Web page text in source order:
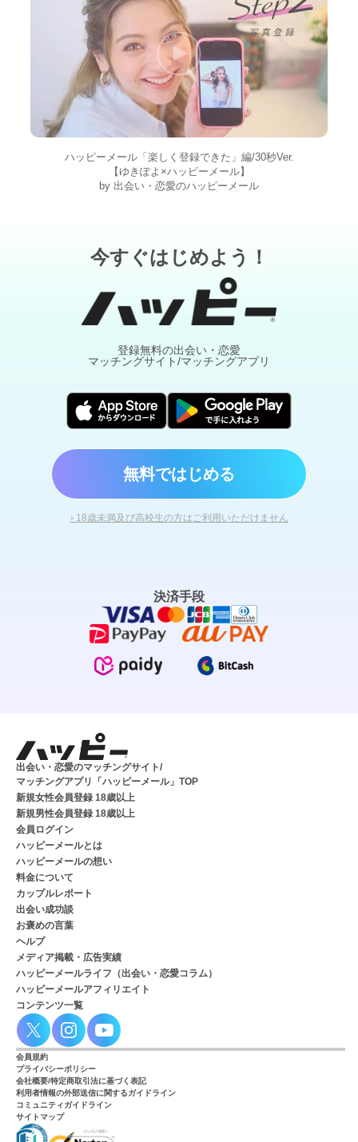
ハッピーメール「楽しく登録できた」編/30秒Ver.
【ゆきぽよ×ハッピーメール】
by 出会い・恋愛のハッピーメール
今すぐはじめよう！
登録無料の出会い・恋愛
マッチングサイト/マッチングアプリ
無料ではじめる
› 18歳未満及び高校生の方はご利用いただけません
決済手段
出会い・恋愛のマッチングサイト/
マッチングアプリ「ハッピーメール」TOP
新規女性会員登録 18歳以上
新規男性会員登録 18歳以上
会員ログイン
ハッピーメールとは
ハッピーメールの想い
料金について
カップルレポート
出会い成功談
お褒めの言葉
ヘルプ
メディア掲載・広告実績
ハッピーメールライフ（出会い・恋愛コラム）
ハッピーメールアフィリエイト
コンテンツ一覧
会員規約
プライバシーポリシー
会社概要/特定商取引法に基づく表記
利用者情報の外部送信に関するガイドライン
コミュニティガイドライン
サイトマップ